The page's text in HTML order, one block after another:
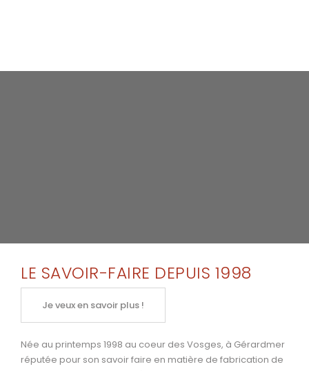
LE SAVOIR-FAIRE DEPUIS 1998
Je veux en savoir plus !
Née au printemps 1998 au coeur des Vosges, à Gérardmer
réputée pour son savoir faire en matière de fabrication de